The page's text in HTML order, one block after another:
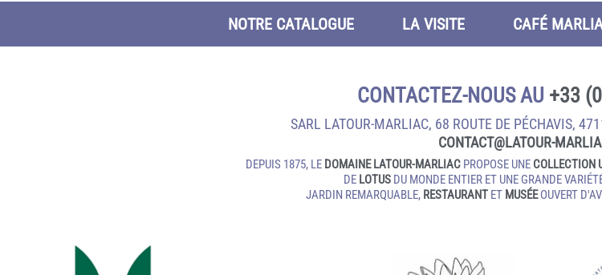
NOTRE CATALOGUE LA VISITE CAFÉ
CONTACTEZ-NOUS AU +33
SARL LATOUR-MARLIAC, 68 ROUTE DE PÉCHAVIS,
DEPUIS 1875, LE DOMAINE LATOUR-MARLIACPROPOSE UNE COLLECTION
DE LOTUS DU MONDE ENTIER ET UNE GRANDE
JARDIN REMARQUABLE, RESTAURANTET MUSÉEOUVERT